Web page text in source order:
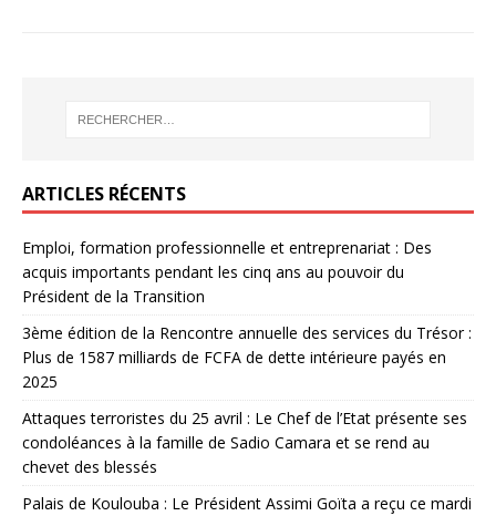
ARTICLES RÉCENTS
Emploi, formation professionnelle et entreprenariat : Des
acquis importants pendant les cinq ans au pouvoir du
Président de la Transition
3ème édition de la Rencontre annuelle des services du Trésor :
Plus de 1587 milliards de FCFA de dette intérieure payés en
2025
Attaques terroristes du 25 avril : Le Chef de l’Etat présente ses
condoléances à la famille de Sadio Camara et se rend au
chevet des blessés
Palais de Koulouba : Le Président Assimi Goïta a reçu ce mardi